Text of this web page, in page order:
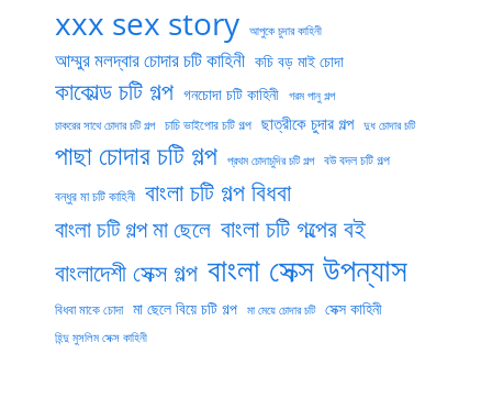
xxx sex story আপুকে চুদার কাহিনী
আম্মুর মলদ্বার চোদার চটি কাহিনী কচি বড় মাই চোদা
কাকোল্ড চটি গল্প গনচোদা চটি কাহিনী গরম পানু গল্প
চাকরের সাথে চোদার চটি গল্প চাচি ভাইপোর চটি গল্প ছাত্রীকে চুদার গল্প দুধ চোদার চটি
পাছা চোদার চটি গল্প প্রথম চোদাচুদির চটি গল্প বউ বদল চটি গল্প
বন্ধুর মা চটি কাহিনী বাংলা চটি গল্প বিধবা
বাংলা চটি গল্প মা ছেলে বাংলা চটি গল্পের বই
বাংলাদেশী সেক্স গল্প বাংলা সেক্স উপন্যাস
বিধবা মাকে চোদা মা ছেলে বিয়ে চটি গল্প মা মেয়ে চোদার চটি সেক্স কাহিনী
হিন্দু মুসলিম সেক্স কাহিনী